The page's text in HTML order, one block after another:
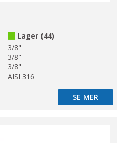
Lager (44)
3/8"
3/8"
3/8"
AISI 316
SE MER
SE MER